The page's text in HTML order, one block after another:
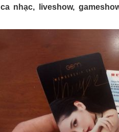
nhạc, liveshow,